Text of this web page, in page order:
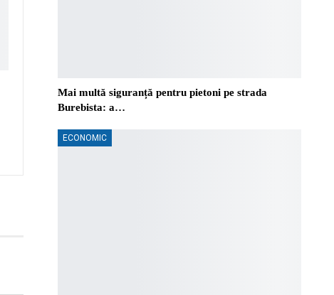
Mai multă siguranță pentru pietoni pe strada
Burebista: a…
ECONOMIC